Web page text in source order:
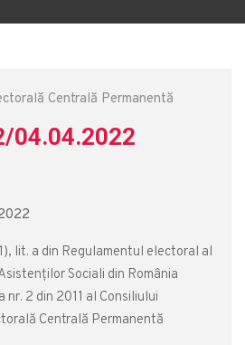
Centrală Permanentă
04.04.2022
lit. a din Regulamentul electoral al
Sociali din România
2 din 2011 al Consiliului
Centrală Permanentă